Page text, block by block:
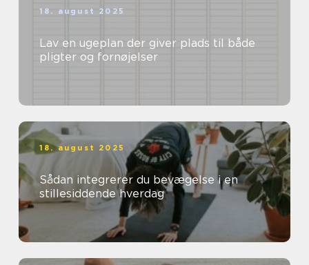
18. august 2025
Lav en ugeplan der giver plads til både
pligter og fornøjelser
18. august 2025
Sådan integrerer du bevægelse i en
stillesiddende hverdag